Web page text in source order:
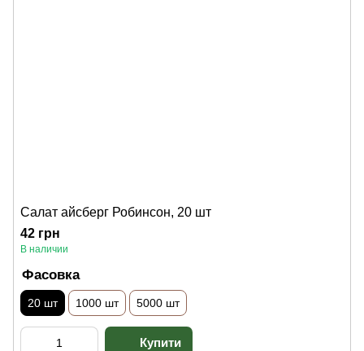
Салат айсберг Робинсон, 20 шт
42 грн
В наличии
Фасовка
20 шт 1000 шт 5000 шт